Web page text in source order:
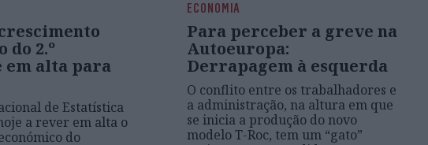
do 2.º
alta para
de Estatística
a rever em alta o
do
ECONOMIA
Para perceber a greve na
Autoeuropa:
Derrapagem à esquerda
O conflito entre os trabalhadores e
a administração, na altura em que
se inicia a produção do novo
modelo T-Roc, tem um “gato”